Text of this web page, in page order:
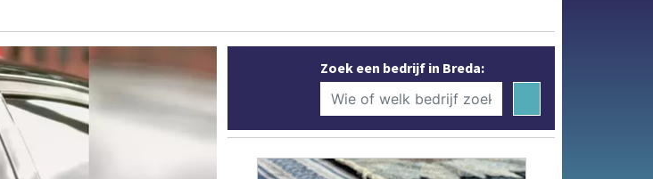
Zoek een bedrijf in Breda: